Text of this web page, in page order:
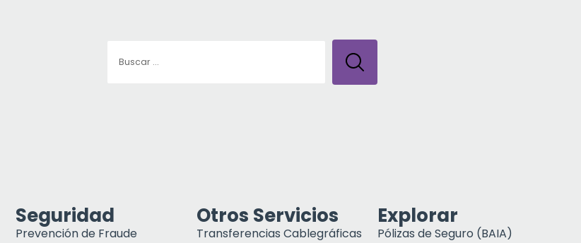
Seguridad
Prevención de Fraude
Otros Servicios
Transferencias Cablegráficas
Explorar
Pólizas de Seguro (BAIA)